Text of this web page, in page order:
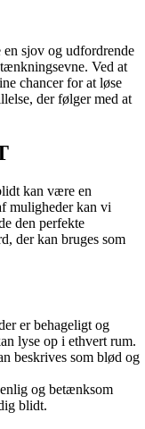
sjov og udfordrende
Ved at
chancer for at løse
der følger med at
kan være en
muligheder kan vi
den perfekte
der kan bruges som
er behageligt og
lyse op i ethvert rum.
beskrives som blød og
og betænksom
blidt.